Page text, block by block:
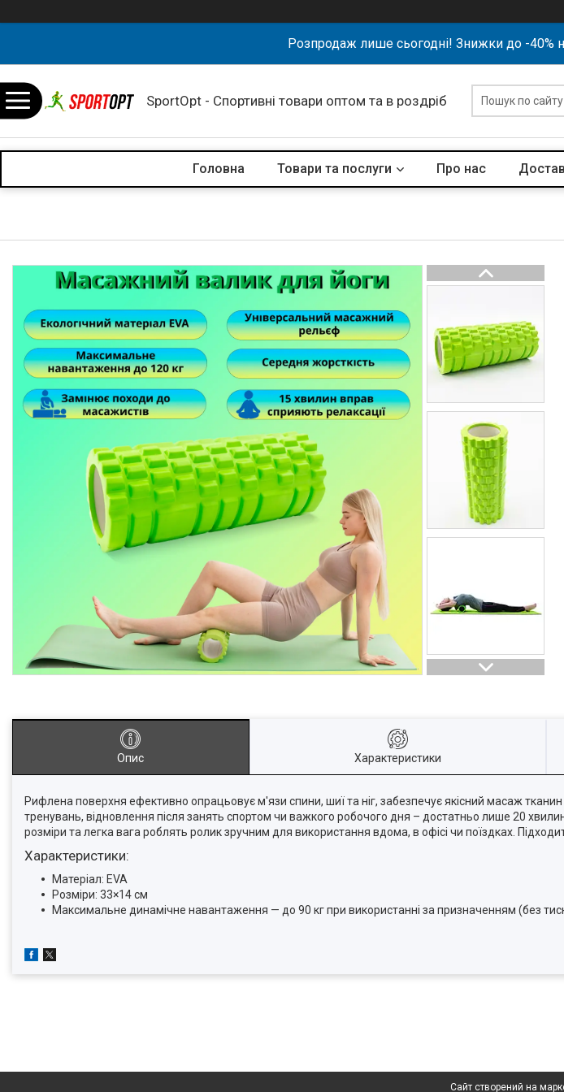
Розпродаж лише сьогодні! Знижки до -40%
SportOpt - Спортивні товари оптом та в роздріб
Головна Товари та послуги Про нас
Опис Характеристики
Рифлена поверхня ефективно опрацьовує м'язи спини, шиї та ніг, забезпечує якісний масаж
тренувань, відновлення після занять спортом чи важкого робочого дня – достатньо лише 20
розміри та легка вага роблять ролик зручним для використання вдома, в офісі чи поїздках.
Характеристики:
Матеріал: EVA
Розміри: 33×14 см
Максимальне динамічне навантаження — до 90 кг при використанні за призначенням (без
Сайт створений на